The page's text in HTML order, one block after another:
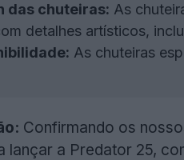
das chuteiras: As
detalhes artísticos,
As chuteiras
Confirmando os
lançar a Predator 25,